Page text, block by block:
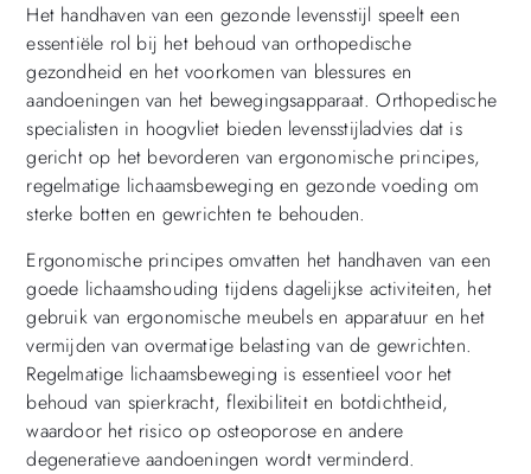
Het handhaven van een gezonde levensstijl speelt een
essentiële rol bij het behoud van orthopedische
gezondheid en het voorkomen van blessures en
aandoeningen van het bewegingsapparaat. Orthopedische
specialisten in hoogvliet bieden levensstijladvies dat is
gericht op het bevorderen van ergonomische principes,
regelmatige lichaamsbeweging en gezonde voeding om
sterke botten en gewrichten te behouden.
Ergonomische principes omvatten het handhaven van een
goede lichaamshouding tijdens dagelijkse activiteiten, het
gebruik van ergonomische meubels en apparatuur en het
vermijden van overmatige belasting van de gewrichten.
Regelmatige lichaamsbeweging is essentieel voor het
behoud van spierkracht, flexibiliteit en botdichtheid,
waardoor het risico op osteoporose en andere
degeneratieve aandoeningen wordt verminderd.